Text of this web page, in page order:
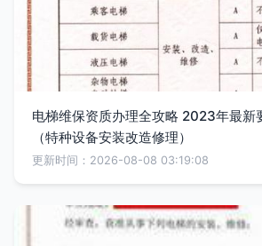
电梯维保资质办理全攻略 2023年最新
（特种设备安装改造修理）
更新时间：2026-08-08 03:19:08